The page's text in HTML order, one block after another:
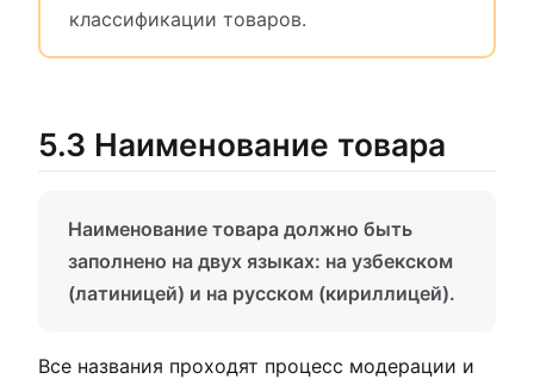
классификации товаров.
5.3 Наименование товара
Наименование товара должно быть
заполнено на двух языках: на узбекском
(латиницей) и на русском (кириллицей).
Все названия проходят процесс модерации и